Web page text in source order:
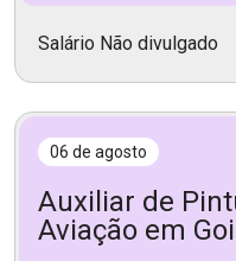
Salário Não divulgado
06 de agosto
Auxiliar de
Aviação em